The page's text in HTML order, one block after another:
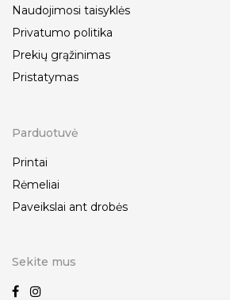
Naudojimosi taisyklės
Privatumo politika
Prekių grąžinimas
Pristatymas
Parduotuvė
Printai
Rėmeliai
Paveikslai ant drobės
Sekite mus